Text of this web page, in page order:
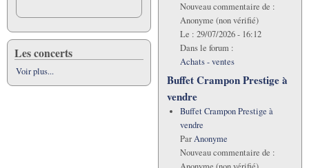
Les concerts
Voir plus...
Nouveau commentaire de :
Anonyme (non vérifié)
Le : 29/07/2026 - 16:12
Dans le forum :
Achats - ventes
Buffet Crampon Prestige à
vendre
Buffet Crampon Prestige à
vendre
ParAnonyme
Nouveau commentaire de :